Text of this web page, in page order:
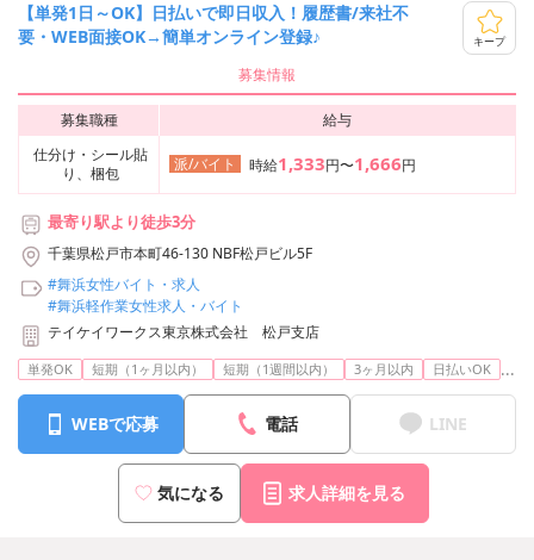
【単発1日～OK】日払いで即日収入！履歴書/来社不
要・WEB面接OK→簡単オンライン登録♪
キープ
募集情報
募集職種
給与
仕分け・シール貼
り、梱包
派/バイト 時給1,333円〜1,666円
最寄り駅より徒歩3分
千葉県松戸市本町46-130 NBF松戸ビル5F
#舞浜女性バイト・求人
#舞浜軽作業女性求人・バイト
テイケイワークス東京株式会社 松戸支店
単発OK 短期（1ヶ月以内） 短期（1週間以内） 3ヶ月以内 日払いOK ...
WEBで応募 電話 LINE
気になる 求人詳細を見る